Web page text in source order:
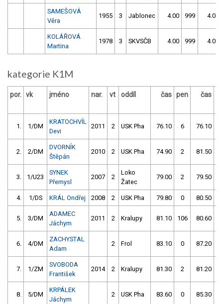
SAMEŠOVÁ
Věra
1955 3 Jablonec 4.00 999 4.00
KOLÁŘOVÁ
Martina
1978 3 SKVSČB 4.00 999 4.00
kategorie K1M
por. vk jméno nar. vt oddíl čas pen čas
1. 1/DM
KRATOCHVÍL
Devi
2011 2 USK Pha 76.10 6 76.10
2. 2/DM
DVORNÍK
Štěpán
2010 2 USK Pha 74.90 2 81.50
3. 1/U23
SYNEK
Přemysl
2007 2
Loko
Žatec
79.00 2 79.50
4. 1/DS KRÁL Ondřej 2008 2 USK Pha 79.80 0 80.50
5. 3/DM
ADAMEC
Jáchym
2011 2 Kralupy 81.10 106 80.60
6. 4/DM
ZACHYSTAL
Adam
2 Frol 83.10 0 87.20
7. 1/ZM
SVOBODA
František
2014 2 Kralupy 81.30 2 81.20
8. 5/DM
KRPÁLEK
Jáchym
2 USK Pha 83.60 0 85.30